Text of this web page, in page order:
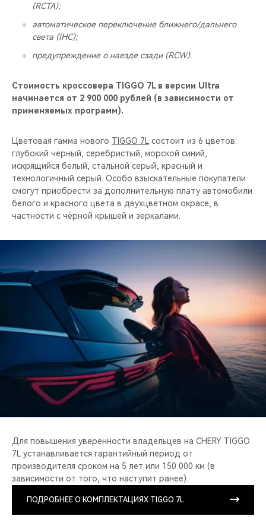
(RCTA);
автоматическое переключение ближнего/дальнего
света (IHC);
предупреждение о наезде сзади (RCW).
Стоимость кроссовера TIGGO 7L в версии Ultra
начинается от 2 900 000 рублей (в зависимости от
применяемых программ).
Цветовая гамма нового TIGGO 7L состоит из 6 цветов:
глубокий черный, серебристый, морской синий,
искрящийся белый, стальной серый, красный и
технологичный серый. Особо взыскательные покупатели
смогут приобрести за дополнительную плату автомобили
белого и красного цвета в двухцветном окрасе, в
частности с чёрной крышей и зеркалами.
Для повышения уверенности владельцев на CHERY TIGGO
7L устанавливается гарантийный период от
производителя сроком на 5 лет или 150 000 км (в
зависимости от того, что наступит ранее).
ПОДРОБНЕЕ О КОМПЛЕКТАЦИЯХ TIGGO 7L